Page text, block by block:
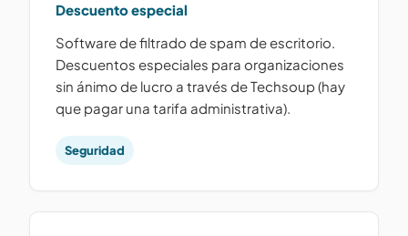
Descuento especial
Software de filtrado de spam de escritorio.
Descuentos especiales para organizaciones
sin ánimo de lucro a través de Techsoup (hay
que pagar una tarifa administrativa).
Seguridad